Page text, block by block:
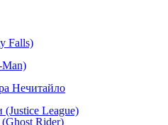
Falls)
Нечитайло
League)
Rider)